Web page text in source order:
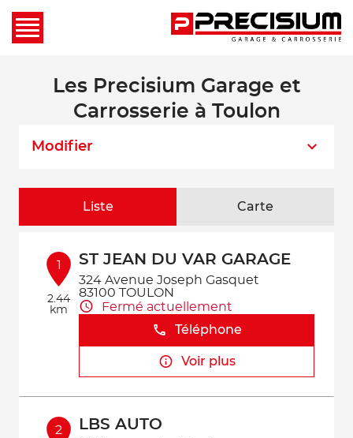
Les Precisium Garage et
Carrosserie à Toulon
Modifier
Liste Carte
1
2.44
km
ST JEAN DU VAR GARAGE
324 Avenue Joseph Gasquet
83100 TOULON
Fermé actuellement
Téléphone
Voir plus
2 LBS AUTO